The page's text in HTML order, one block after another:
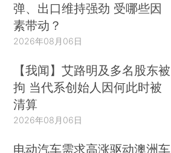
弹、出口维持强劲 受哪些因
素带动？
2026年08月06日
【我闻】艾路明及多名股东被
拘 当代系创始人因何此时被
清算
2026年08月06日
电动汽车需求高涨驱动澳洲车